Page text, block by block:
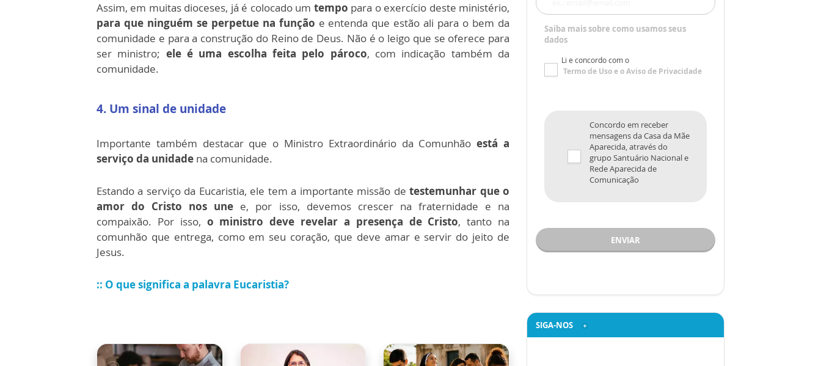
Assim, em muitas dioceses, já é colocado um tempo para o exercício deste ministério,
para que ninguém se perpetue na função e entenda que estão ali para o bem da
comunidade e para a construção do Reino de Deus. Não é o leigo que se oferece para
ser ministro; ele é uma escolha feita pelo pároco, com indicação também da
comunidade.
4. Um sinal de unidade
Importante também destacar que o Ministro Extraordinário da Comunhão está a
serviço da unidade na comunidade.
Estando a serviço da Eucaristia, ele tem a importante missão detestemunhar que o
amor do Cristo nos une e, por isso, devemos crescer na fraternidade e na
compaixão. Por isso, o ministro deve revelar a presença de Cristo, tanto na
comunhão que entrega, como em seu coração, que deve amar e servir do jeito de
Jesus.
:: O que significa a palavra Eucaristia?
Saiba mais sobre como usamos seus
dados
Li e concordo com o
Termo de Usoe oAviso de Privacidade
Concordo em receber
mensagens da Casa da Mãe
Aparecida, através do
grupo Santuário Nacional e
Rede Aparecida de
Comunicação
ENVIAR
SIGA-NOS